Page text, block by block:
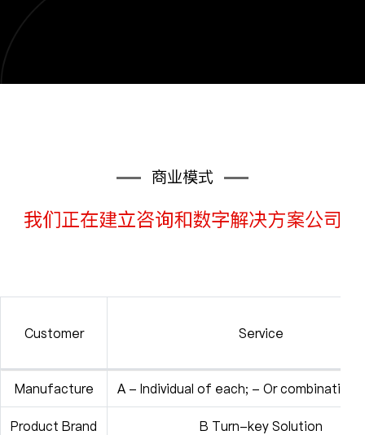
商业模式
我们正在建立咨询和数字解决方案公司
Customer Service
Manufacture A - Individual of each; - Or
Product Brand B Turn-key Solution